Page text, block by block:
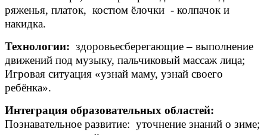
ряженья, платок, костюм ёлочки - колпачок и
накидка.
Технологии: здоровьесберегающие – выполнение
движений под музыку, пальчиковый массаж лица;
Игровая ситуация «узнай маму, узнай своего
ребёнка».
Интеграция образовательных областей:
Познавательное развитие: уточнение знаний о зиме;